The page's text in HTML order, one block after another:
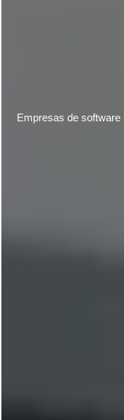
Empresas de software